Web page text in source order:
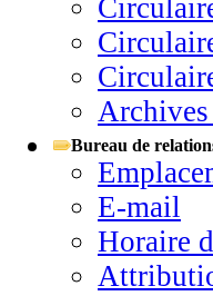
Bureau de
E-mail
Horaire